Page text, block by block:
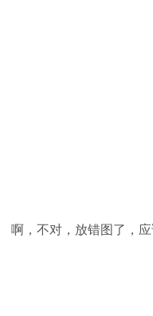
啊，不对，放错图了，